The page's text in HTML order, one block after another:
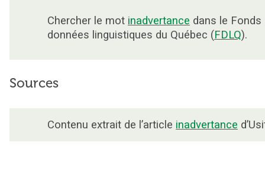
Chercher le mot inadvertance dans le Fonds
données linguistiques du Québec (FDLQ).
Sources
Contenu extrait de l’article inadvertance